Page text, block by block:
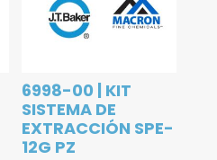
6998-00 | KIT
SISTEMA DE
EXTRACCIÓN SPE-
12G PZ